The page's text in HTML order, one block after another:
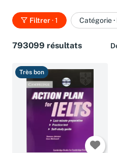
Culture à 1 €
Nos engagements
Vous n'avez pas trouvé
Activez les notifications dans
Filtrer· 1 Catégorie·
793099 résultats
Très bon